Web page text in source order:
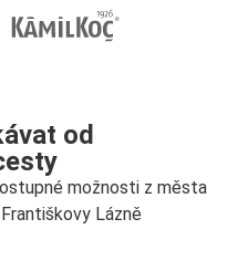
od
možnosti z města
Lázně